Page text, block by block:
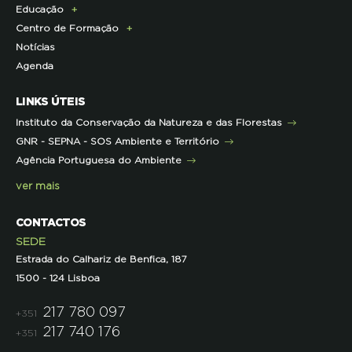
Infraestruturas
Contactos e Localização
Representações
Projetos cofinanciados pela UE
Outros Projetos
Histórico de Projetos
Clipping
Press Kit
Campanhas
ECOs-Locais
Dicas úteis
Iniciativas
Pareceres
Parcerias
Projetos
Semana do Jornalismo de Ambiente 2023
Educação
Área dos Professores
Recursos Pedagógicos
Literacia para a Floresta
Projetos
Centro de Formação
Formação Certificada
Formação Contínua para Professores
Outras Formações
Notícias
Agenda
LINKS ÚTEIS
Instituto da Conservação da Natureza e das Florestas
GNR - SEPNA - SOS Ambiente e Território
Agência Portuguesa do Ambiente
ver mais
CONTACTOS
SEDE
Estrada do Calhariz de Benfica, 187
1500 - 124 Lisboa
+351 217 780 097
+351 217 740 176